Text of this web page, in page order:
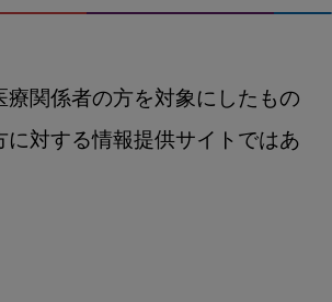
療関係者の方を対象にしたもの
に対する情報提供サイトではあ